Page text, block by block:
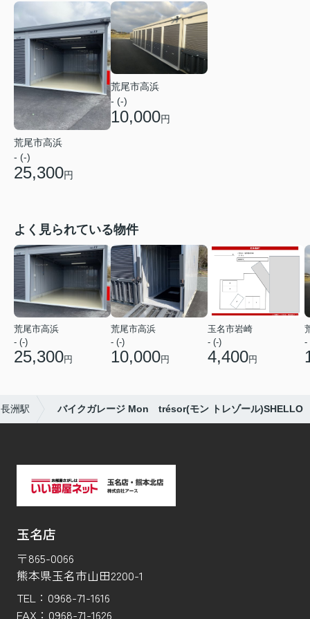
荒尾市高浜
- (-)
25,300円
荒尾市高浜
- (-)
10,000円
よく見られている物件
荒尾市高浜
- (-)
25,300円
荒尾市高浜
- (-)
10,000円
玉名市岩崎
- (-)
4,400円
-
長洲駅 バイクガレージ Mon trésor(モン トレゾール)SHELLO
玉名店
〒865-0066
熊本県玉名市山田2200-1
TEL： 0968-71-1616
FAX： 0968-71-1626